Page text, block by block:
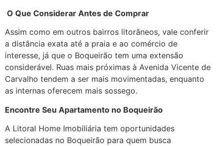
O Que Considerar Antes de Comprar
Assim como em outros bairros litorâneos, vale conferir
a distância exata até a praia e ao comércio de
interesse, já que o Boqueirão tem uma extensão
considerável. Ruas mais próximas à Avenida Vicente de
Carvalho tendem a ser mais movimentadas, enquanto
as internas oferecem mais sossego.
Encontre Seu Apartamento no Boqueirão
A Litoral Home Imobiliária tem oportunidades
selecionadas no Boqueirão para quem busca